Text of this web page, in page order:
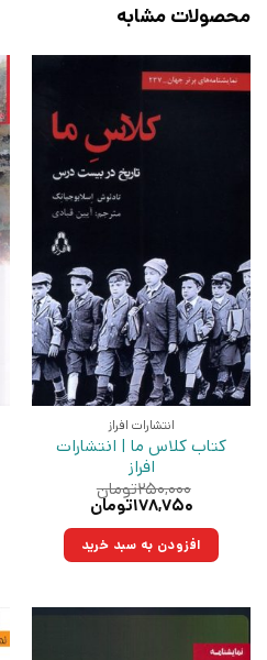
محصولات مشابه
انتشارات افراز
کتاب کلاس ما | انتشارات
افراز
۲۵۰,۰۰۰تومان
قیمت
۲۵۰,۰۰۰تومان
بود.
۱۷۸,۷۵۰تومان
۱۷۸,۷۵۰تومان.افزودن به سبد خرید